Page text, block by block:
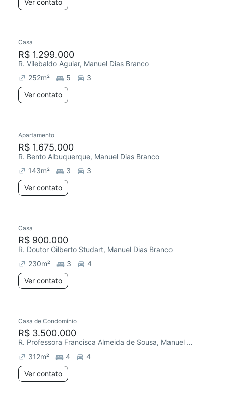
Ver contato
Casa
R$ 1.299.000
R. Vilebaldo Aguiar, Manuel Dias Branco
252m² 5
3
Ver contato
Apartamento
R$ 1.675.000
R. Bento Albuquerque, Manuel Dias Branco
143m² 3
3
Ver contato
Casa
R$ 900.000
R. Doutor Gilberto Studart, Manuel Dias Branco
230m² 3
4
Ver contato
Casa de Condomínio
R$ 3.500.000
R. Professora Francisca Almeida de Sousa, Manuel Dias Branco
312m² 4
4
Ver contato